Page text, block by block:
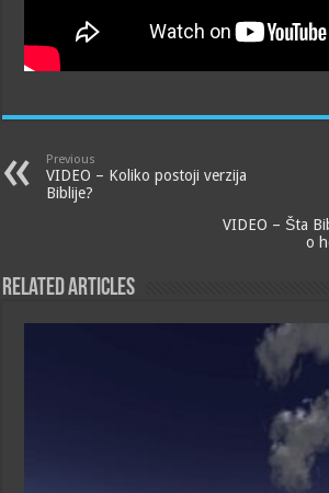
Previous
VIDEO – Koliko postoji verzija
Biblije?
VIDEO – Šta
o
Related Articles